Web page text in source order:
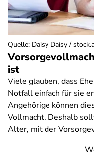
ist
Viele glauben, dass
Notfall einfach für sie
Angehörige können
Vollmacht. Deshalb
Alter, mit der
Quelle: Daisy Daisy /